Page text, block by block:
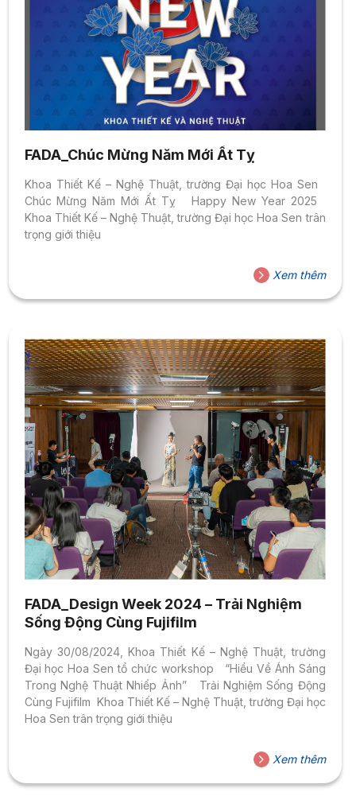
FADA_Chúc Mừng Năm Mới Ất Tỵ
Khoa Thiết Kế – Nghệ Thuật, trường Đại học Hoa Sen
Chúc Mừng Năm Mới Ất Tỵ Happy New Year 2025
Khoa Thiết Kế – Nghệ Thuật, trường Đại học Hoa Sen trân
trọng giới thiệu
Xem thêm
FADA_Design Week 2024 – Trải Nghiệm
Sống Động Cùng Fujifilm
Ngày 30/08/2024, Khoa Thiết Kế – Nghệ Thuật, trường
Đại học Hoa Sen tổ chức workshop “Hiểu Về Ánh Sáng
Trong Nghệ Thuật Nhiếp Ảnh” Trải Nghiệm Sống Động
Cùng Fujifilm Khoa Thiết Kế – Nghệ Thuật, trường Đại học
Hoa Sen trân trọng giới thiệu
Xem thêm